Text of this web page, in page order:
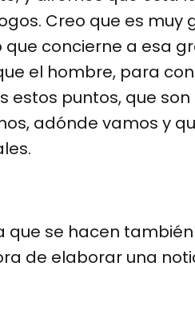
Creo que es muy
concierne a esa
el hombre, para
estos puntos, que
adónde vamos y
se hacen
de elaborar una